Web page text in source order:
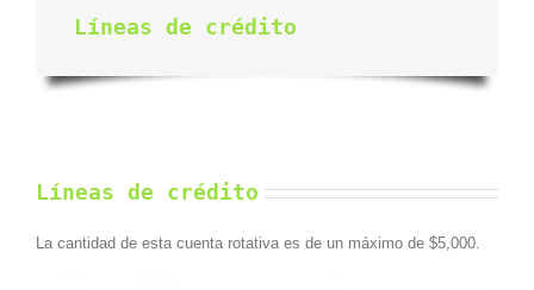
Líneas de crédito
Líneas de crédito
La cantidad de esta cuenta rotativa es de un máximo de $5,000.